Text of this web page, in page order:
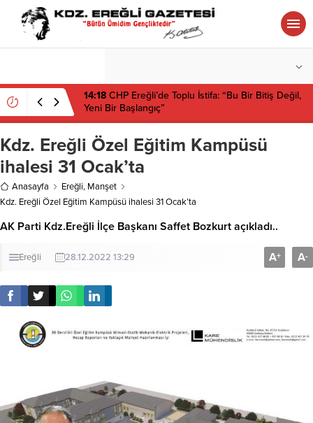
14:18 CHP Ereğli’de Toplu İstifa: “Bu Bir Bitiş Değil,
Yeni Bir Başlangıç”
Kdz. Ereğli Özel Eğitim Kampüsü
ihalesi 31 Ocak’ta
Anasayfa Ereğli, Manşet
Kdz. Ereğli Özel Eğitim Kampüsü ihalesi 31 Ocak’ta
AK Parti Kdz.Ereğli İlçe Başkanı Saffet Bozkurt açıkladı..
Ereğli 28.12.2022 13:29 A+ A-